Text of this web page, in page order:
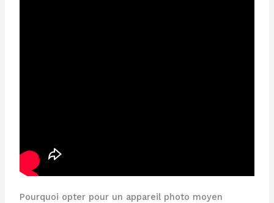
Pourquoi opter pour un appareil photo moyen